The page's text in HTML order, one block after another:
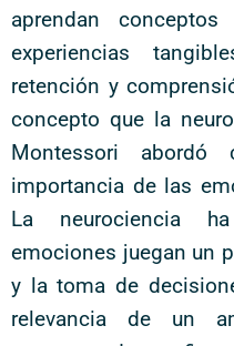
aprendan
experiencias
retención y
concepto que la
Montessori
importancia de las
La neurociencia
emociones juegan un
y la toma de
relevancia de un